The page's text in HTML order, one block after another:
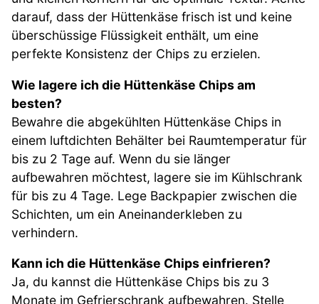
darauf, dass der Hüttenkäse frisch ist und keine
überschüssige Flüssigkeit enthält, um eine
perfekte Konsistenz der Chips zu erzielen.
Wie lagere ich die Hüttenkäse Chips am
besten?
Bewahre die abgekühlten Hüttenkäse Chips in
einem luftdichten Behälter bei Raumtemperatur für
bis zu 2 Tage auf. Wenn du sie länger
aufbewahren möchtest, lagere sie im Kühlschrank
für bis zu 4 Tage. Lege Backpapier zwischen die
Schichten, um ein Aneinanderkleben zu
verhindern.
Kann ich die Hüttenkäse Chips einfrieren?
Ja, du kannst die Hüttenkäse Chips bis zu 3
Monate im Gefrierschrank aufbewahren. Stelle